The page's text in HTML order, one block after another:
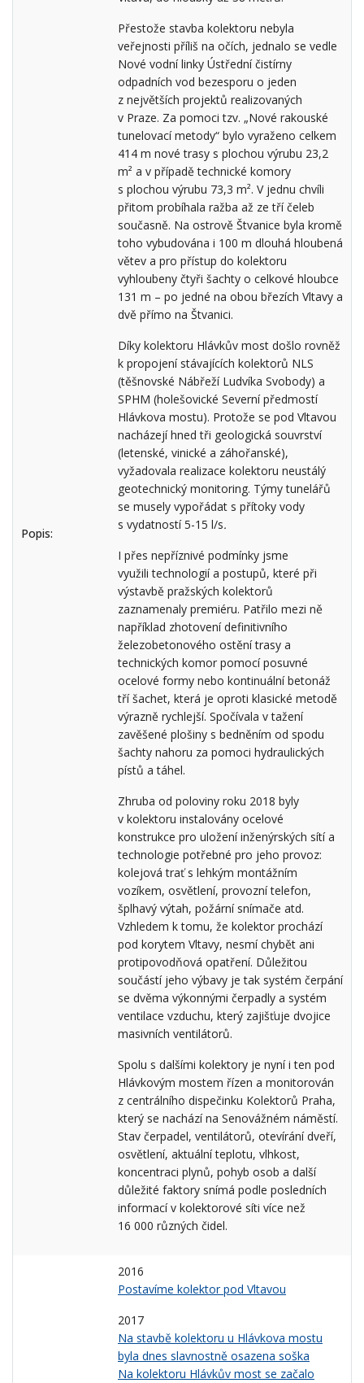
Popis:
Přestože stavba kolektoru nebyla
veřejnosti příliš na očích, jednalo se vedle
Nové vodní linky Ústřední čistírny
odpadních vod bezesporu o jeden
z největších projektů realizovaných
v Praze. Za pomoci tzv. „Nové rakouské
tunelovací metody“ bylo vyraženo celkem
414 m nové trasy s plochou výrubu 23,2
m² a v případě technické komory
s plochou výrubu 73,3 m². V jednu chvíli
přitom probíhala ražba až ze tří čeleb
současně. Na ostrově Štvanice byla kromě
toho vybudována i 100 m dlouhá hloubená
větev a pro přístup do kolektoru
vyhloubeny čtyři šachty o celkové hloubce
131 m – po jedné na obou březích Vltavy a
dvě přímo na Štvanici.
Díky kolektoru Hlávkův most došlo rovněž
k propojení stávajících kolektorů NLS
(těšnovské Nábřeží Ludvíka Svobody) a
SPHM (holešovické Severní předmostí
Hlávkova mostu). Protože se pod Vltavou
nacházejí hned tři geologická souvrství
(letenské, vinické a záhořanské),
vyžadovala realizace kolektoru neustálý
geotechnický monitoring. Týmy tunelářů
se musely vypořádat s přítoky vody
s vydatností 5-15 l/s.
I přes nepříznivé podmínky jsme
využili technologií a postupů, které při
výstavbě pražských kolektorů
zaznamenaly premiéru. Patřilo mezi ně
například zhotovení definitivního
železobetonového ostění trasy a
technických komor pomocí posuvné
ocelové formy nebo kontinuální betonáž
tří šachet, která je oproti klasické metodě
výrazně rychlejší. Spočívala v tažení
zavěšené plošiny s bedněním od spodu
šachty nahoru za pomoci hydraulických
pístů a táhel.
Zhruba od poloviny roku 2018 byly
v kolektoru instalovány ocelové
konstrukce pro uložení inženýrských sítí a
technologie potřebné pro jeho provoz:
kolejová trať s lehkým montážním
vozíkem, osvětlení, provozní telefon,
šplhavý výtah, požární snímače atd.
Vzhledem k tomu, že kolektor prochází
pod korytem Vltavy, nesmí chybět ani
protipovodňová opatření. Důležitou
součástí jeho výbavy je tak systém čerpání
se dvěma výkonnými čerpadly a systém
ventilace vzduchu, který zajišťuje dvojice
masivních ventilátorů.
Spolu s dalšími kolektory je nyní i ten pod
Hlávkovým mostem řízen a monitorován
z centrálního dispečinku Kolektorů Praha,
který se nachází na Senovážném náměstí.
Stav čerpadel, ventilátorů, otevírání dveří,
osvětlení, aktuální teplotu, vlhkost,
koncentraci plynů, pohyb osob a další
důležité faktory snímá podle posledních
informací v kolektorové síti více než
16 000 různých čidel.
2016
Postavíme kolektor pod Vltavou
2017
Na stavbě kolektoru u Hlávkova mostu
byla dnes slavnostně osazena soška
Na kolektoru Hlávkův most se začalo